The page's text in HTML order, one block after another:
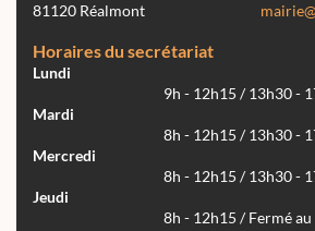
81120 Réalmont
Horaires du secrétariat
Lundi
9h - 12h15 / 13h30 -
Mardi
8h - 12h15 / 13h30 -
Mercredi
8h - 12h15 / 13h30 -
Jeudi
8h - 12h15 / Fermé